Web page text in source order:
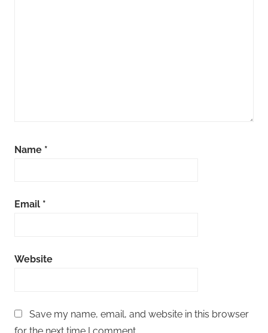
Name *
Email *
Website
Save my name, email, and website in this browser
for the next time I comment.